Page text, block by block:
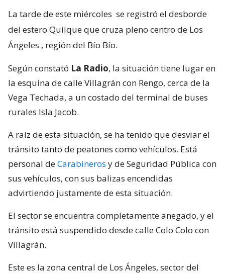
La tarde de este miércoles se registró el desborde
del estero Quilque que cruza pleno centro de Los
Ángeles , región del Bío Bío.
Según constató La Radio, la situación tiene lugar en
la esquina de calle Villagrán con Rengo, cerca de la
Vega Techada, a un costado del terminal de buses
rurales Isla Jacob.
A raíz de esta situación, se ha tenido que desviar el
tránsito tanto de peatones como vehículos. Está
personal deCarabineros y de Seguridad Pública con
sus vehículos, con sus balizas encendidas
advirtiendo justamente de esta situación.
El sector se encuentra completamente anegado, y el
tránsito está suspendido desde calle Colo Colo con
Villagrán.
Este es la zona central de Los Ángeles, sector del